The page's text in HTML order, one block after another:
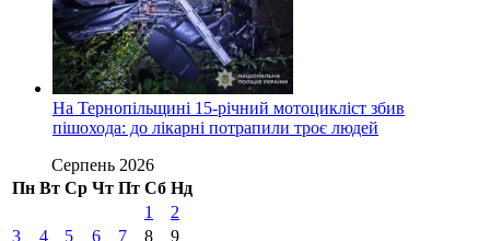
На Тернопільщині 15-річний мотоцикліст збив
пішохода: до лікарні потрапили троє людей
Серпень 2026
Пн Вт Ср Чт Пт Сб Нд
1
2
3
4 5 6 7 8
9